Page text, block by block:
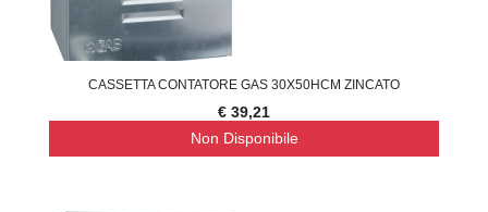
CASSETTA CONTATORE GAS 30X50HCM ZINCATO
€ 39,21
Non Disponibile